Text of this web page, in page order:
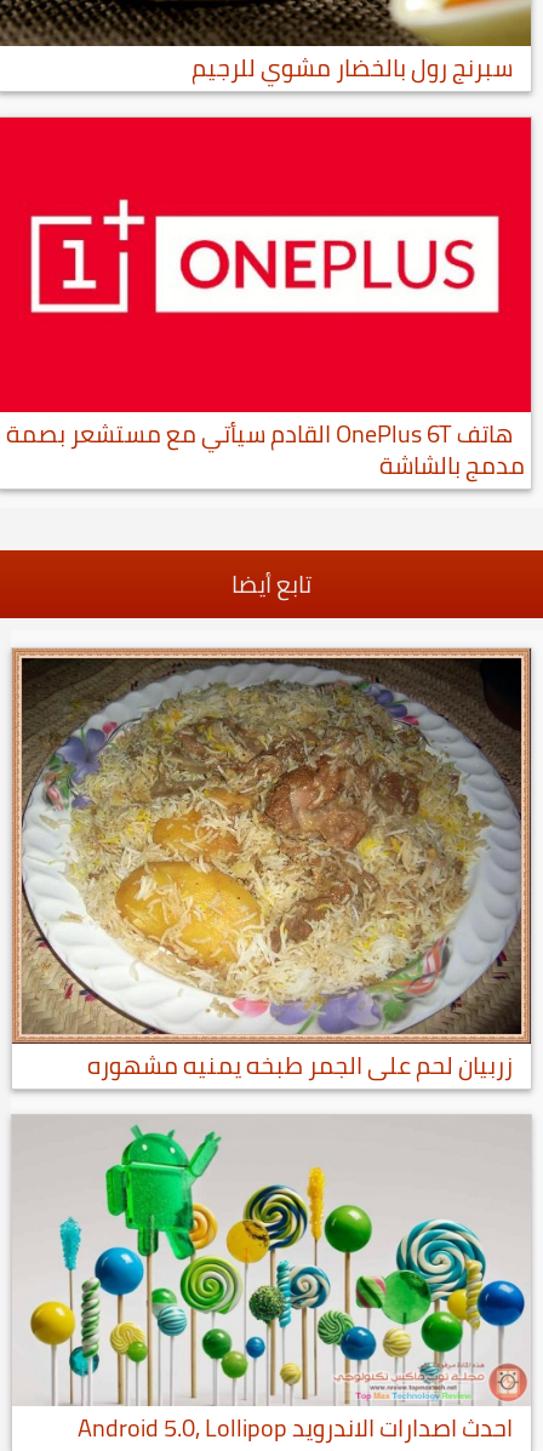
سبرنج رول بالخضار مشوي للرجيم
هاتف OnePlus 6T القادم سيأتي مع مستشعر بصمة
مدمج بالشاشة
تابع أيضا
زربيان لحم على الجمر طبخه يمنيه مشهوره
احدث اصدارات الاندرويد Android 5.0, Lollipop